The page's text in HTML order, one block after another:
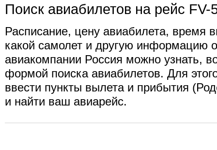
Поиск авиабилетов на рейс FV-
Расписание, цену авиабилета, время
какой самолет и другую информацию
авиакомпании Россия можно узнать,
формой поиска авиабилетов. Для
ввести пункты вылета и прибытия
и найти ваш авиарейс.